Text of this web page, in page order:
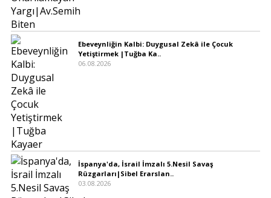
Ebeveynliğin Kalbi: Duygusal Zekâ ile Çocuk
Yetiştirmek |Tuğba Ka..
06.08.2026
İspanya'da, İsrail İmzalı 5.Nesil Savaş
Rüzgarları|Sibel Erarslan..
03.08.2026